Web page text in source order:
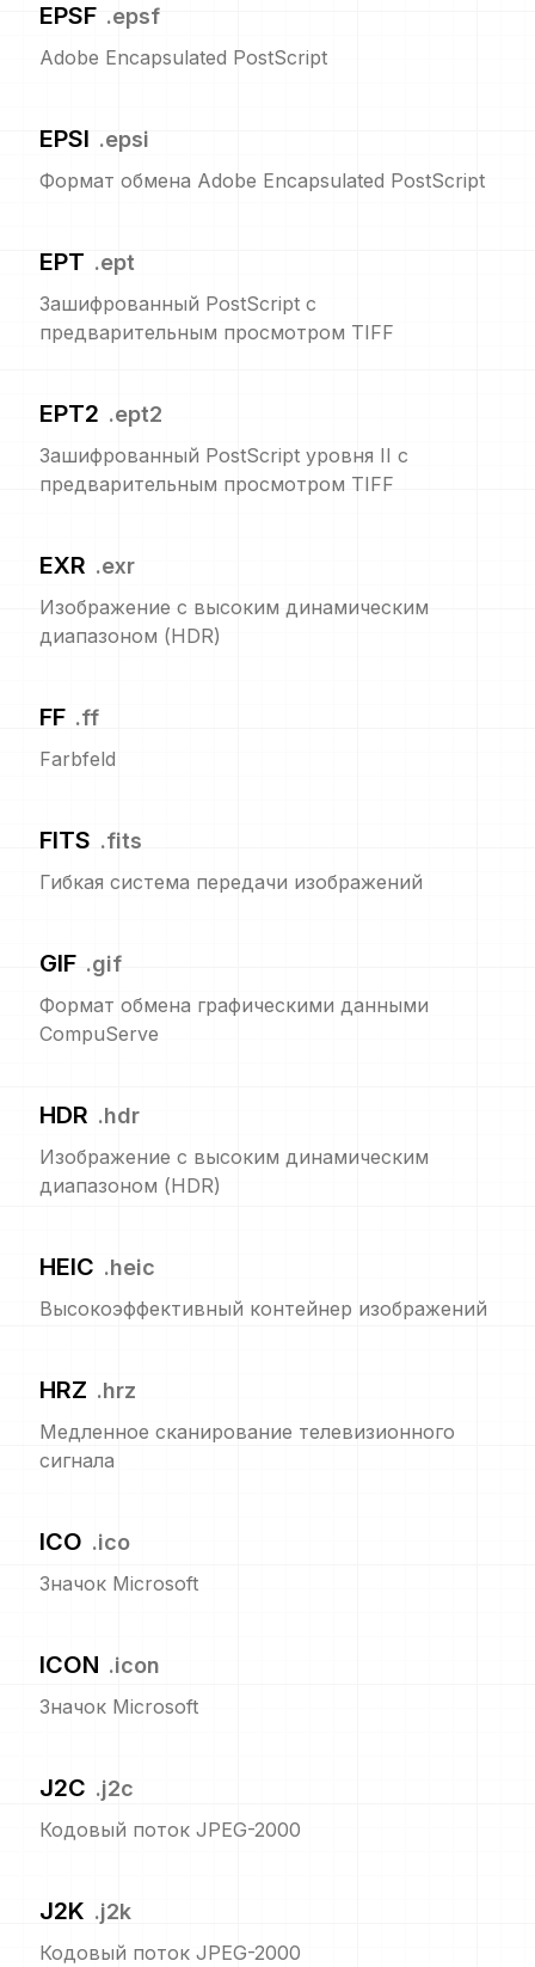
EPSF .epsf
Adobe Encapsulated PostScript
EPSI .epsi
Формат обмена Adobe Encapsulated PostScript
EPT .ept
Зашифрованный PostScript с
предварительным просмотром TIFF
EPT2 .ept2
Зашифрованный PostScript уровня II с
предварительным просмотром TIFF
EXR .exr
Изображение с высоким динамическим
диапазоном (HDR)
FF .ff
Farbfeld
FITS .fits
Гибкая система передачи изображений
GIF .gif
Формат обмена графическими данными
CompuServe
HDR .hdr
Изображение с высоким динамическим
диапазоном (HDR)
HEIC .heic
Высокоэффективный контейнер изображений
HRZ .hrz
Медленное сканирование телевизионного
сигнала
ICO .ico
Значок Microsoft
ICON .icon
Значок Microsoft
J2C .j2c
Кодовый поток JPEG-2000
J2K .j2k
Кодовый поток JPEG-2000